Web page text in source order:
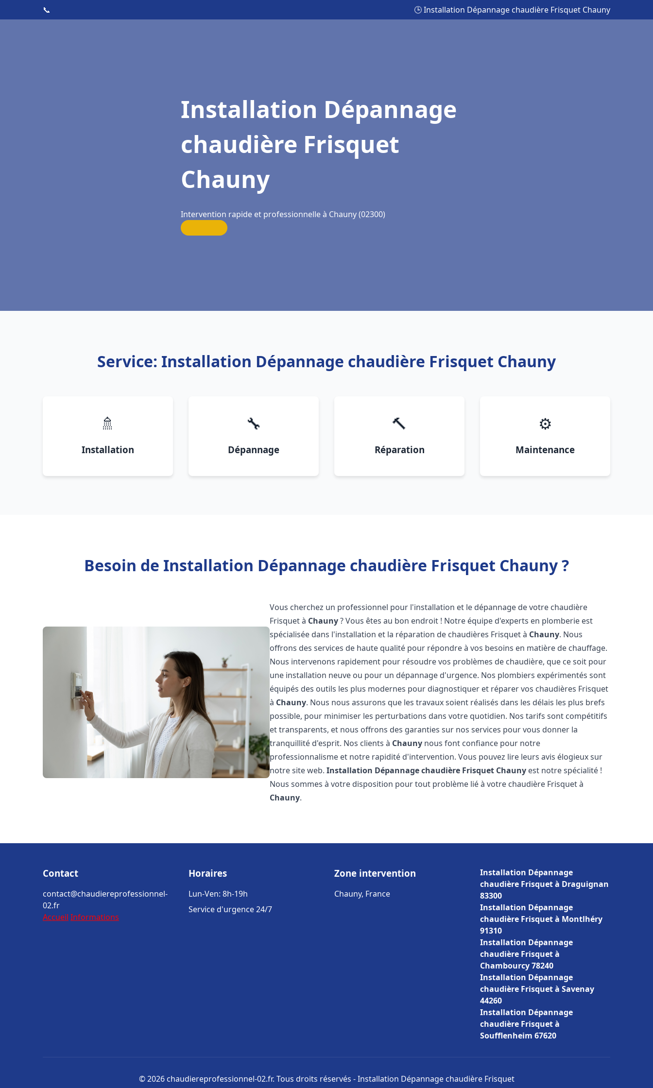
📞 🕒 Installation Dépannage chaudière Frisquet Chauny
Installation Dépannage
chaudière Frisquet
Chauny
Intervention rapide et professionnelle à Chauny (02300)
Service: Installation Dépannage chaudière Frisquet Chauny
🚿
Installation
🔧
Dépannage
🔨
Réparation
⚙️
Maintenance
Besoin de Installation Dépannage chaudière Frisquet Chauny ?
Vous cherchez un professionnel pour l'installation et le dépannage de votre chaudière
Frisquet à Chauny? Vous êtes au bon endroit ! Notre équipe d'experts en plomberie est
spécialisée dans l'installation et la réparation de chaudières Frisquet à Chauny. Nous
offrons des services de haute qualité pour répondre à vos besoins en matière de chauffage.
Nous intervenons rapidement pour résoudre vos problèmes de chaudière, que ce soit pour
une installation neuve ou pour un dépannage d'urgence. Nos plombiers expérimentés sont
équipés des outils les plus modernes pour diagnostiquer et réparer vos chaudières Frisquet
à Chauny. Nous nous assurons que les travaux soient réalisés dans les délais les plus brefs
possible, pour minimiser les perturbations dans votre quotidien. Nos tarifs sont compétitifs
et transparents, et nous offrons des garanties sur nos services pour vous donner la
tranquillité d'esprit. Nos clients à Chauny nous font confiance pour notre
professionnalisme et notre rapidité d'intervention. Vous pouvez lire leurs avis élogieux sur
notre site web.Installation Dépannage chaudière Frisquet Chauny est notre spécialité !
Nous sommes à votre disposition pour tout problème lié à votre chaudière Frisquet à
Chauny.
Contact
contact@chaudiereprofessionnel-
02.fr
Accueil Informations
Horaires
Lun-Ven: 8h-19h
Service d'urgence 24/7
Zone intervention
Chauny, France
Installation Dépannage
chaudière Frisquet à Draguignan
83300
Installation Dépannage
chaudière Frisquet à Montlhéry
91310
Installation Dépannage
chaudière Frisquet à
Chambourcy 78240
Installation Dépannage
chaudière Frisquet à Savenay
44260
Installation Dépannage
chaudière Frisquet à
Soufflenheim 67620
© 2026 chaudiereprofessionnel-02.fr. Tous droits réservés - Installation Dépannage chaudière Frisquet